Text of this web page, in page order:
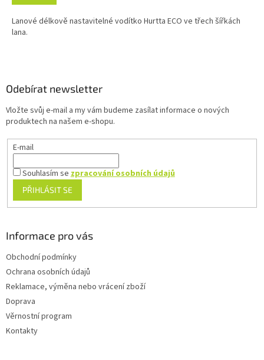
Lanové délkově nastavitelné vodítko Hurtta ECO ve třech šířkách
lana.
Odebírat newsletter
Vložte svůj e-mail a my vám budeme zasílat informace o nových
produktech na našem e-shopu.
E-mail
Souhlasím sezpracování osobních údajů
PŘIHLÁSIT SE
Informace pro vás
Obchodní podmínky
Ochrana osobních údajů
Reklamace, výměna nebo vrácení zboží
Doprava
Věrnostní program
Kontakty